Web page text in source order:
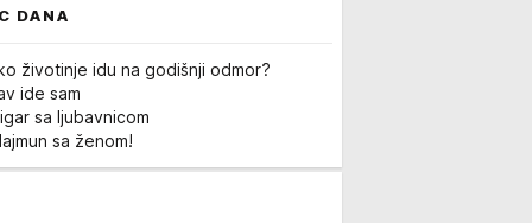
DANA
životinje idu na godišnji odmor?
ide sam
sa ljubavnicom
sa ženom!